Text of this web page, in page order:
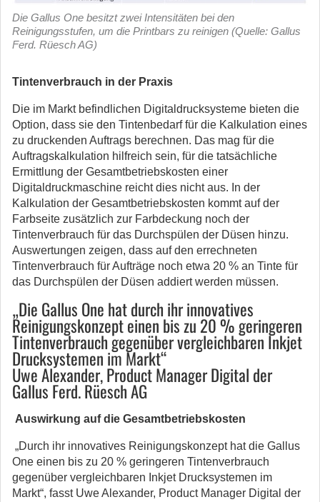
Die Gallus One besitzt zwei Intensitäten bei den
Reinigungsstufen, um die Printbars zu reinigen (Quelle: Gallus
Ferd. Rüesch AG)
Tintenverbrauch in der Praxis
Die im Markt befindlichen Digitaldrucksysteme bieten die
Option, dass sie den Tintenbedarf für die Kalkulation eines
zu druckenden Auftrags berechnen. Das mag für die
Auftragskalkulation hilfreich sein, für die tatsächliche
Ermittlung der Gesamtbetriebskosten einer
Digitaldruckmaschine reicht dies nicht aus. In der
Kalkulation der Gesamtbetriebskosten kommt auf der
Farbseite zusätzlich zur Farbdeckung noch der
Tintenverbrauch für das Durchspülen der Düsen hinzu.
Auswertungen zeigen, dass auf den errechneten
Tintenverbrauch für Aufträge noch etwa 20 % an Tinte für
das Durchspülen der Düsen addiert werden müssen.
„Die Gallus One hat durch ihr innovatives
Reinigungskonzept einen bis zu 20 % geringeren
Tintenverbrauch gegenüber vergleichbaren Inkjet
Drucksystemen im Markt“
Uwe Alexander, Product Manager Digital der
Gallus Ferd. Rüesch AG
Auswirkung auf die Gesamtbetriebskosten
„Durch ihr innovatives Reinigungskonzept hat die Gallus
One einen bis zu 20 % geringeren Tintenverbrauch
gegenüber vergleichbaren Inkjet Drucksystemen im
Markt“, fasst Uwe Alexander, Product Manager Digital der